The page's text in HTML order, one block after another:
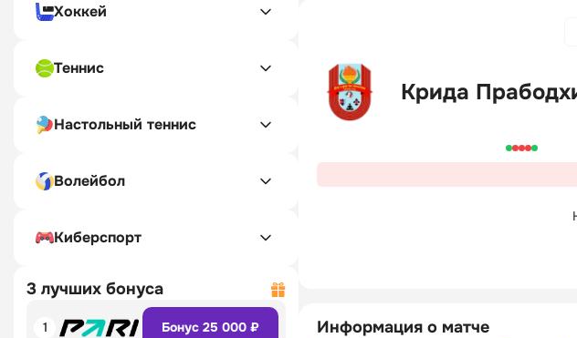
Хоккей
Теннис
Настольный теннис
Волейбол
Киберспорт
3 лучших бонуса
1 Бонус 25 000 ₽
Крида
Информация о матче